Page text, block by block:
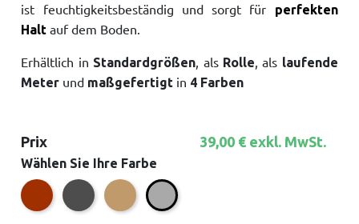
ist feuchtigkeitsbeständig und sorgt für perfekten
Halt auf dem Boden.
Erhältlich in Standardgrößen, als Rolle, als laufende
Meter und maßgefertigt in 4 Farben
Prix 39,00 € exkl. MwSt.
Wählen Sie Ihre Farbe
Braun AnthrazitBraun Herbst
Grau